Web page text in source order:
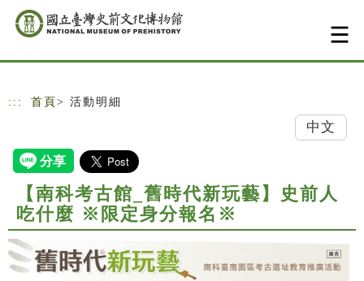
跳到主要內容
網站導覽
::: 首頁 > 活動明細
中文
【南科考古館_舊時代新玩藝】史前人
吃什麼 ※限定身分報名※